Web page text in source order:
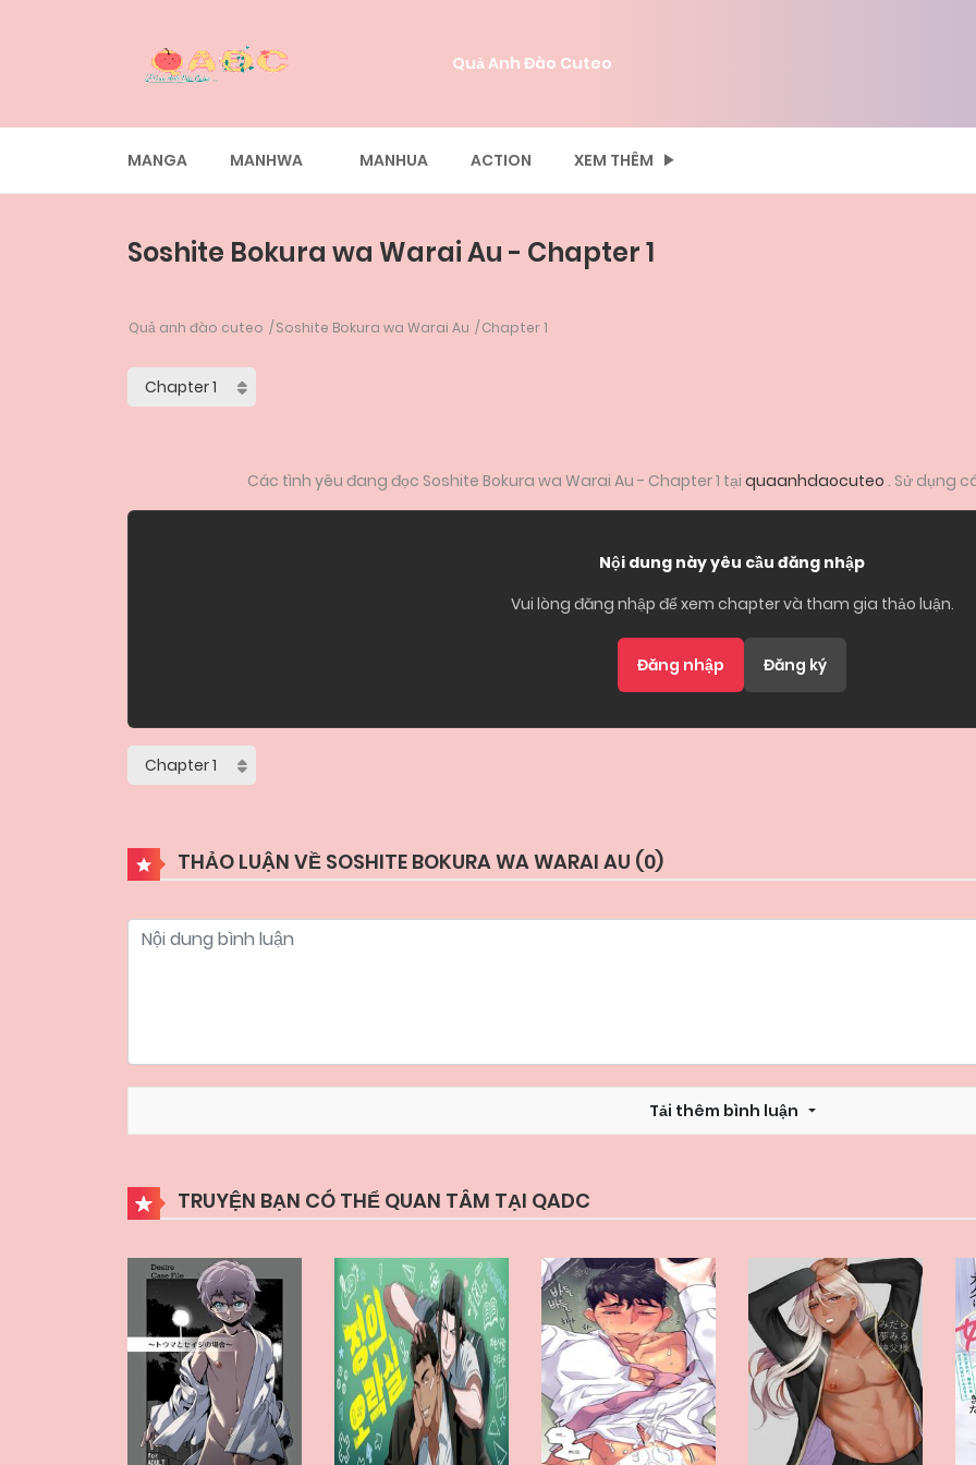
Quả Anh Đào Cuteo
MANGA MANHWA MANHUA ACTION XEM THÊM
Soshite Bokura wa Warai Au - Chapter 1
Quả anh đào cuteo Soshite Bokura wa Warai Au Chapter 1
Các tình yêu đang đọc Soshite Bokura wa Warai Au - Chapter 1 tại quaanhdaocuteo . Sử dụng
Nội dung này yêu cầu đăng nhập
Vui lòng đăng nhập để xem chapter và tham gia thảo luận.
Đăng nhập Đăng ký
THẢO LUẬN VỀ SOSHITE BOKURA WA WARAI AU (0)
Tải thêm bình luận
TRUYỆN BẠN CÓ THỂ QUAN TÂM TẠI QADC